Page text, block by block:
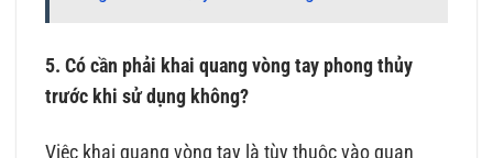
5. Có cần phải khai quang vòng tay phong thủy
trước khi sử dụng không?
Việc khai quang vòng tay là tùy thuộc vào quan